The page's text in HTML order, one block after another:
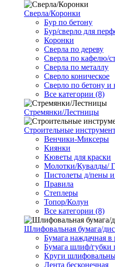
Сверла/Коронки
Бур по бетону
Бур/сверло для
Коронки
Сверла по дереву
Сверла по кафелю/
Сверла по металлу
Сверло коническое
Сверло по бетону
Все категории (8)
Стремянки/Лестницы
Строительные
Венчики-Миксеры
Киянки
Кюветы для краски
Молотки/Кувалды/
Пистолеты д/пены и
Правила
Степлеры
Топор/Колун
Все категории (8)
Шлифовальная бумага/
Бумага наждачная в
Бумага шлиф/
Круги
Лента бесконечная